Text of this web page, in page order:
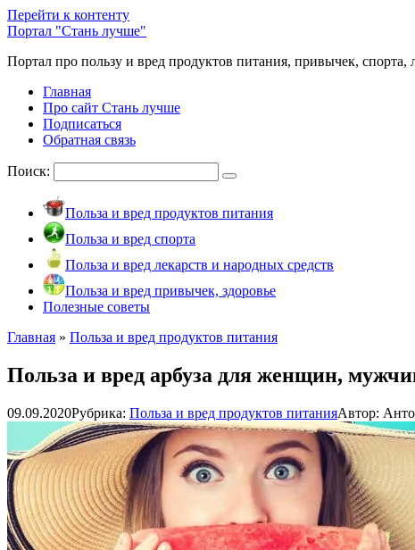
Перейти к контенту
Портал "Стань лучше"
Портал про пользу и вред продуктов питания, привычек, спорта,
Главная
Про сайт Стань лучше
Подписаться
Обратная связь
Поиск:
Польза и вред продуктов питания
Польза и вред спорта
Польза и вред лекарств и народных средств
Польза и вред привычек, здоровье
Полезные советы
Главная » Польза и вред продуктов питания
Польза и вред арбуза для женщин,
09.09.2020Рубрика: Польза и вред продуктов питанияАвтор: